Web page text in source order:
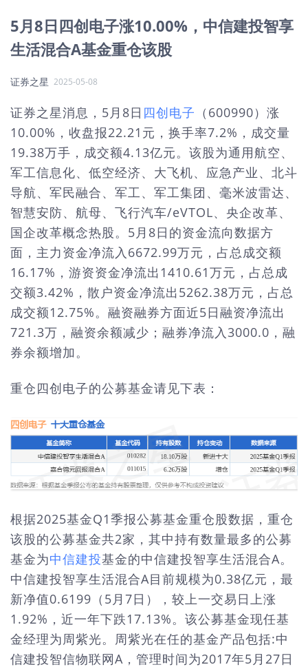
5月8日四创电子涨10.00%，中信建投智享
生活混合A基金重仓该股
证券之星 2025-05-08
证券之星消息，5月8日 四创电子 （600990）涨
10.00%，收盘报22.21元，换手率7.2%，成交量
19.38万手，成交额4.13亿元。该股为通用航空、
军工信息化、低空经济、大飞机、应急产业、北斗
导航、军民融合、军工、军工集团、毫米波雷达、
智慧安防、航母、飞行汽车/eVTOL、央企改革、
国企改革概念热股。5月8日的资金流向数据方
面，主力资金净流入6672.99万元，占总成交额
16.17%，游资资金净流出1410.61万元，占总成
交额3.42%，散户资金净流出5262.38万元，占总
成交额12.75%。融资融券方面近5日融资净流出
721.3万，融资余额减少；融券净流入3000.0，融
券余额增加。
重仓四创电子的公募基金请见下表：
根据2025基金Q1季报公募基金重仓股数据，重仓
该股的公募基金共2家，其中持有数量最多的公募
基金为中信建投基金的中信建投智享生活混合A。
中信建投智享生活混合A目前规模为0.38亿元，最
新净值0.6199（5月7日），较上一交易日上涨
1.92%，近一年下跌17.13%。该公募基金现任基
金经理为周紫光。周紫光在任的基金产品包括:中
信建投智信物联网A，管理时间为2017年5月27日